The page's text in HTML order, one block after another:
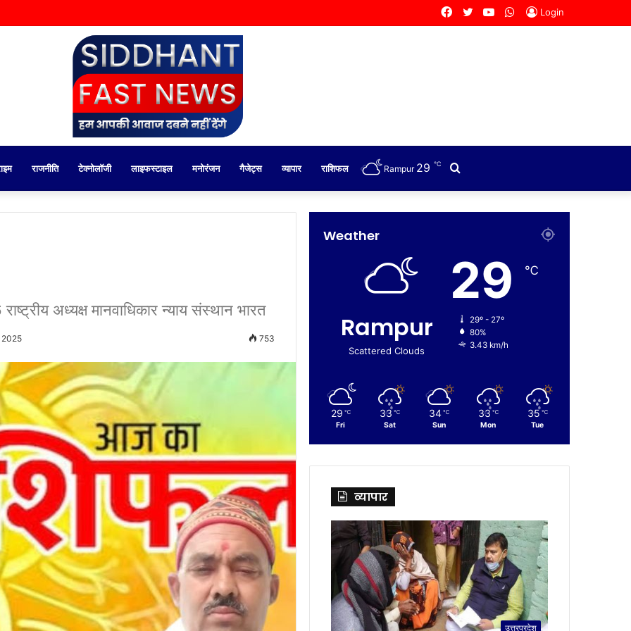
Login
WhatsApp
YouTube
Twitter
Facebook
राजनीति टेक्नोलॉजी लाइफस्टाइल मनोरंजन गैजेट्स व्यापार राशिफल
for
Rampur 29 ℃
अध्यक्ष मानवाधिकार न्याय संस्थान भारत
2025 753
Weather
Rampur
Scattered Clouds
29 ℃
29º - 27º
80%
3.43 km/h
29 ℃
Fri
33 ℃
Sat
34 ℃
Sun
33 ℃
Mon
35 ℃
Tue
व्यापार
उत्तरप्रदेश